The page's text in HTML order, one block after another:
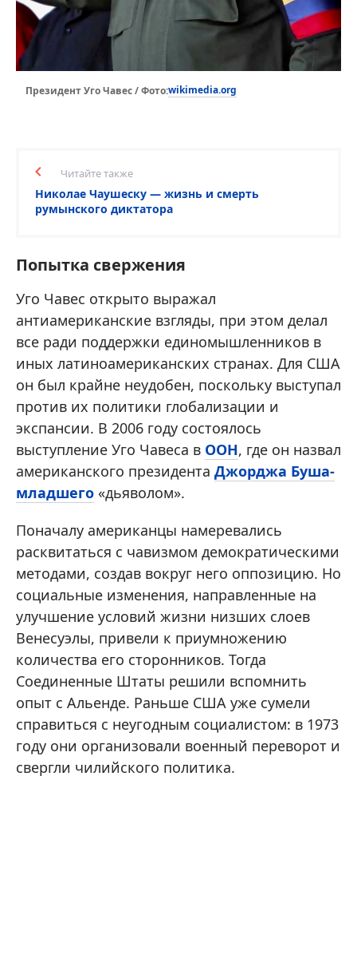
Президент Уго Чавес / Фото:wikimedia.org
Читайте также
Николае Чаушеску — жизнь и смерть
румынского диктатора
Попытка свержения
Уго Чавес открыто выражал
антиамериканские взгляды, при этом делал
все ради поддержки единомышленников в
иных латиноамериканских странах. Для США
он был крайне неудобен, поскольку выступал
против их политики глобализации и
экспансии. В 2006 году состоялось
выступление Уго Чавеса в ООН, где он назвал
американского президента Джорджа Буша-
младшего «дьяволом».
Поначалу американцы намеревались
расквитаться с чавизмом демократическими
методами, создав вокруг него оппозицию. Но
социальные изменения, направленные на
улучшение условий жизни низших слоев
Венесуэлы, привели к приумножению
количества его сторонников. Тогда
Соединенные Штаты решили вспомнить
опыт с Альенде. Раньше США уже сумели
справиться с неугодным социалистом: в 1973
году они организовали военный переворот и
свергли чилийского политика.